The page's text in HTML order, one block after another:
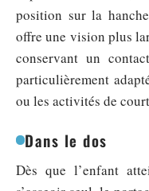
position sur la
offre une vision plus
conservant un
particulièrement
ou les activités de
Dans le dos
Dès que l’enfant